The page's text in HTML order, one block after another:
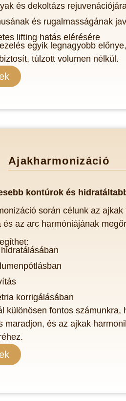
és dekoltázs
és rugalmasságának
lifting hatás elérésére
egyik legnagyobb
túlzott volumen nélkül.
Ajakharmonizáció
kontúrok és
során célunk az
és az arc harmóniájának
korrigálásában
különösen fontos számunkra,
maradjon, és az ajkak